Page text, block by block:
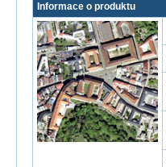
Informace o produktu